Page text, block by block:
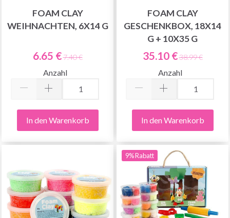
FOAM CLAY
WEIHNACHTEN, 6X14 G
6.65 €7.40 €
Anzahl
In den Warenkorb
FOAM CLAY
GESCHENKBOX, 18X14
G + 10X35 G
35.10 €38.99 €
Anzahl
In den Warenkorb
9% Rabatt